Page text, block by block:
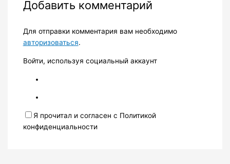
Добавить комментарий
Для отправки комментария вам необходимо
авторизоваться.
Войти, используя социальный аккаунт
Я прочитал и согласен с Политикой
конфиденциальности